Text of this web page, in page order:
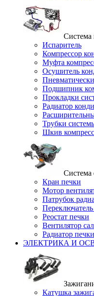
Система
Испаритель
Компрессор
Муфта
Осушитель
Подшипник
Прокладки
Радиатор
Трубки
Шкив
Система
Кран печки
Мотор
Патрубок
Реостат печки
Вентилятор
Радиатор печки
ЭЛЕКТРИКА И
Катушка